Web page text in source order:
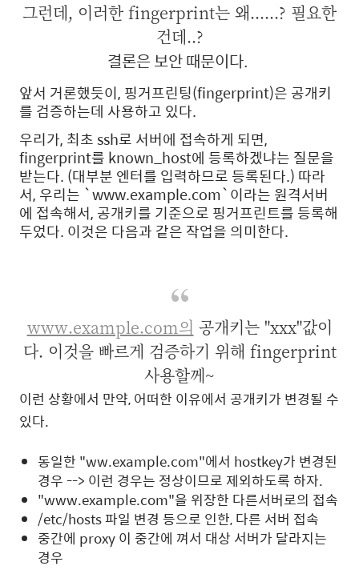
그런데, 이러한 fingerprint는 왜......? 필요한
건데..?
결론은 보안 때문이다.
앞서 거론했듯이, 핑거프린팅(fingerprint)은 공개키
를 검증하는데 사용하고 있다.
우리가, 최초 ssh로 서버에 접속하게 되면,
fingerprint를 known_host에 등록하겠냐는 질문을
받는다. (대부분 엔터를 입력하므로 등록된다.) 따라
서, 우리는 `www.example.com`이라는 원격서버
에 접속해서, 공개키를 기준으로 핑거프린트를 등록해
두었다. 이것은 다음과 같은 작업을 의미한다.
www.example.com의 공개키는 "xxx"값이
다. 이것을 빠르게 검증하기 위해 fingerprint
사용할께~
이런 상황에서 만약, 어떠한 이유에서 공개키가 변경될 수
있다.
동일한 "ww.example.com"에서 hostkey가 변경된
경우 --> 이런 경우는 정상이므로 제외하도록 하자.
"www.example.com"을 위장한 다른서버로의 접속
/etc/hosts 파일 변경 등으로 인한, 다른 서버 접속
중간에 proxy 이 중간에 껴서 대상 서버가 달라지는
경우